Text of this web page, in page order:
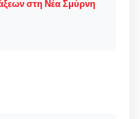
στη Νέα Σμύρνη